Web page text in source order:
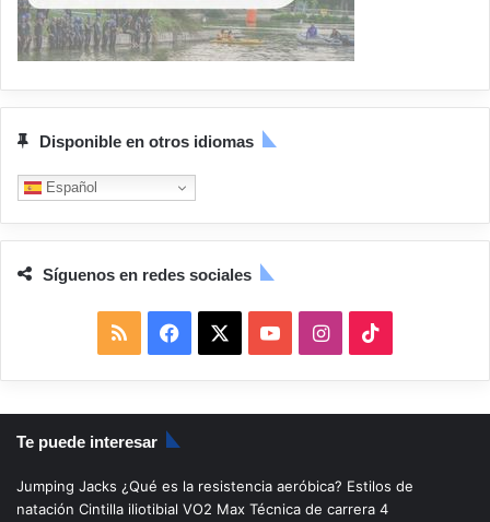
Disponible en otros idiomas
Español
Síguenos en redes sociales
S
S
a
c
b
o
u
u
I
n
s
a
i
k
o
Te puede interesar
Jumping Jacks ¿Qué es la resistencia aeróbica? Estilos de
natación Cintilla iliotibial VO2 Max Técnica de carrera 4